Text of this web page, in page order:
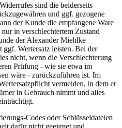
sind die beiderseits
und ggf. gezogene
der Kunde die empfangene Ware
in verschlechtertem Zustand
der Alexander Miehlke
Wertersatz leisten. Bei der
nicht, wenn die Verschlechterung
Prüfung - wie sie etwa im
wäre - zurückzuführen ist. Im
vermeiden, in dem er
in Gebrauch nimmt und alles
Codes oder Schlüsseldateien
dafür nicht geeignet und